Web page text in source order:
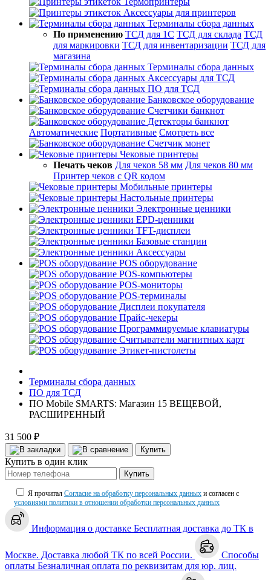
Аксессуары для принтеров
Терминалы сбора данных
По применению ТСД для 1С ТСД для склада ТСД
для маркировки ТСД для инвентаризации ТСД для
магазина
Терминалы сбора данных
Аксессуары для ТСД
ПО для ТСД
Банковское оборудование
Счетчики банкнот
Детекторы банкнот
Автоматические Портативные Смотреть все
Счетчик монет
Чековые принтеры
Печать чеков Для чеков 58 мм Для чеков 80 мм
Принтер чеков с QR кодом
Мобильные принтеры
Настольные принтеры
Электронные ценники
EPD-ценники
TFT-дисплеи
Базовые станции
Аксессуары
POS оборудование
POS-компьютеры
POS-мониторы
POS-терминалы
Дисплеи покупателя
Прайс-чекеры
Программируемые клавиатуры
Считыватели магнитных карт
Этикет-пистолеты
Терминалы сбора данных
ПО для ТСД
ПО Mobile SMARTS: Магазин 15 ВЕЩЕВОЙ,
РАСШИРЕННЫЙ
31 500 ₽
Купить
Купить в один клик
Купить
Я прочитал Согласие на обработку персональных данных и согласен с
условиями политики в отношении обработки персональных данных
Информация о доставке Бесплатная доставка до ТК в
Москве. Доставка любой ТК по всей России.
Способы
оплаты Безналичная оплата по реквизитам для юр. лиц.